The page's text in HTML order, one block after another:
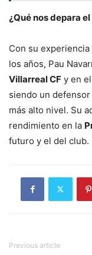
¿Qué nos depara
Con su
los años, Pau
Villarreal CF y en
siendo un
más alto nivel. Su
rendimiento en la
futuro y el del club.
Previous article